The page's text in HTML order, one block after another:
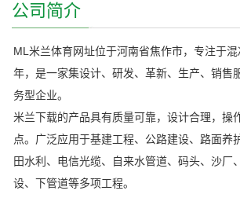
公司简介
ML米兰体育网址位于河南省焦作市，专注于
年，是一家集设计、研发、革新、生产、销售
务型企业。
米兰下载的产品具有质量可靠，设计合理，操
点。广泛应用于基建工程、公路建设、路面养
田水利、电信光缆、自来水管道、码头、沙厂
设、下管道等多项工程。